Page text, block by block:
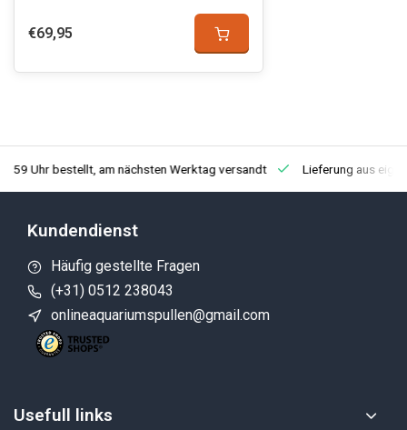
€69,95
Uhr bestellt, am nächsten Werktag versandt Lieferung aus
Kundendienst
Häufig gestellte Fragen
(+31) 0512 238043
onlineaquariumspullen@gmail.com
Usefull links